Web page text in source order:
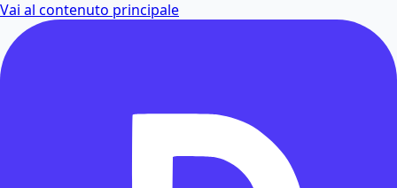
Vai al contenuto principale